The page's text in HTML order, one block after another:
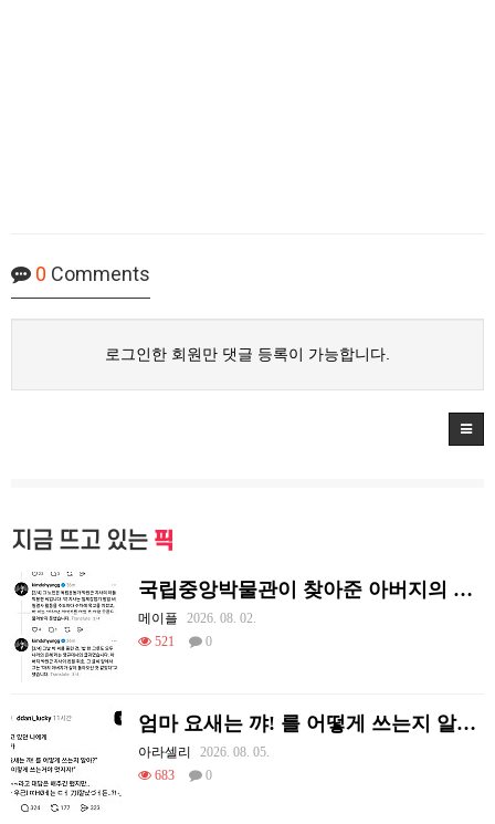
0 Comments
로그인한 회원만 댓글 등록이 가능합니다.
지금 뜨고 있는 픽
국립중앙박물관이 찾아준 아버지의 흔적
메이플
2026. 08. 02.
521
0
엄마 요새는 꺄! 를 어떻게 쓰는지 알아?
아라셀리
2026. 08. 05.
683
0